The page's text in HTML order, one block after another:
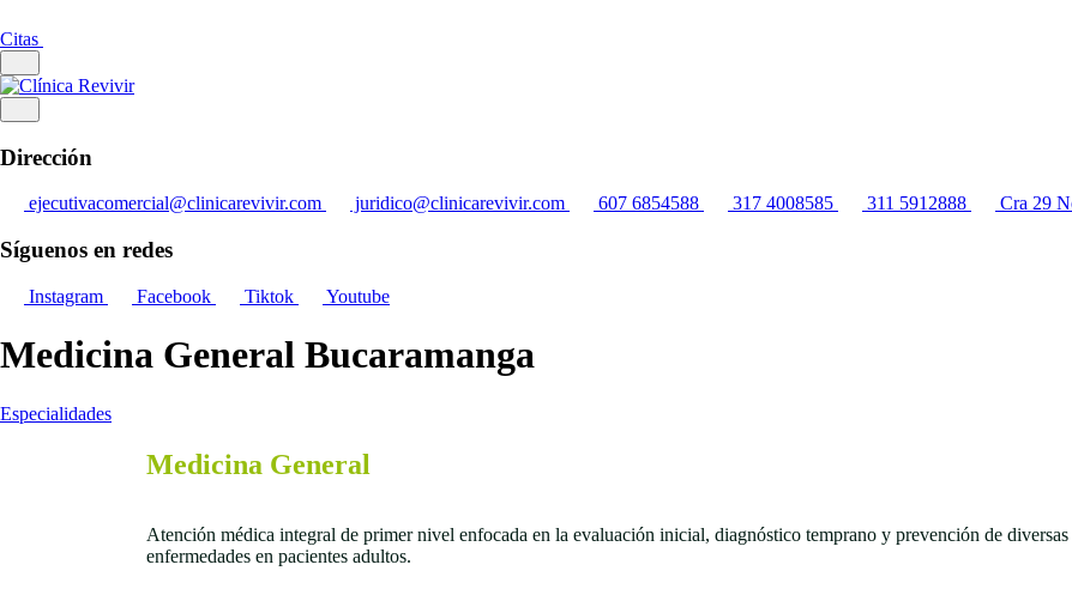
Citas
Dirección
ejecutivacomercial@clinicarevivir.com juridico@clinicarevivir.com 607 6854588 317 4008585 311 5912888 Cra 29
Síguenos en redes
Instagram Facebook Tiktok Youtube
Medicina General Bucaramanga
Especialidades
Medicina General
Atención médica integral de primer nivel enfocada en la evaluación inicial, diagnóstico temprano y prevención de diversas
enfermedades en pacientes adultos.